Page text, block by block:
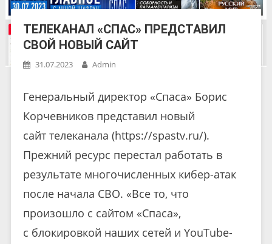
ТЕЛЕКАНАЛ «СПАС» ПРЕДСТАВИЛ
СВОЙ НОВЫЙ САЙТ
31.07.2023 Admin
Генеральный директор «Спаса» Борис
Корчевников представил новый
сайт телеканала (https://spastv.ru/).
Прежний ресурс перестал работать в
результате многочисленных кибер-атак
после начала СВО. «Все то, что
произошло с сайтом «Спаса»,
с блокировкой наших сетей и YouTube-